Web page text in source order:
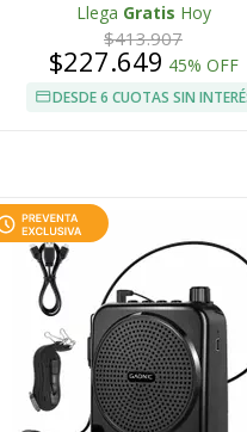
Llega Gratis Hoy
$413.907
$227.649 45% OFF
DESDE 6 CUOTAS SIN